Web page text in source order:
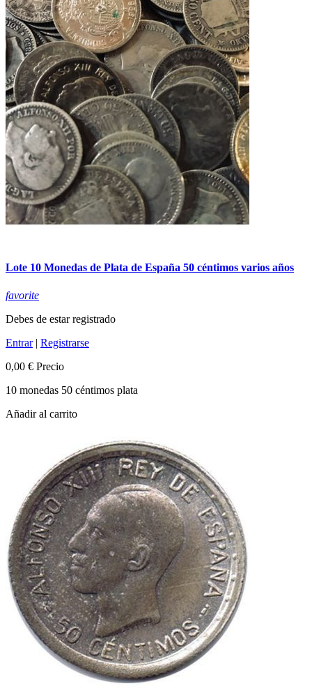
Lote 10 Monedas de Plata de España 50 céntimos varios años
favorite
Debes de estar registrado
Entrar| Registrarse
0,00 € Precio
10 monedas 50 céntimos plata
Añadir al carrito